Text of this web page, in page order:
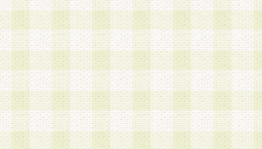
いかなる虚偽の申告をも行ってはならないものと
4.会員は、複数のログインＩＤおよびパスワード
いものとします。
第4条 ログインIDおよびパスワードの管理
1.会員は、会員登録後、本サイト内にて本サービ
加する際には、前条に基づき当社から付与された
スワードを使用するものとします。
2.登録の際に当社が付与したログインIDおよびパ